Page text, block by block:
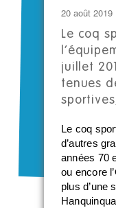
20 août 2019
Le coq
juillet
tenues
Le coq
d’autres
années 70
ou encore
plus d’une